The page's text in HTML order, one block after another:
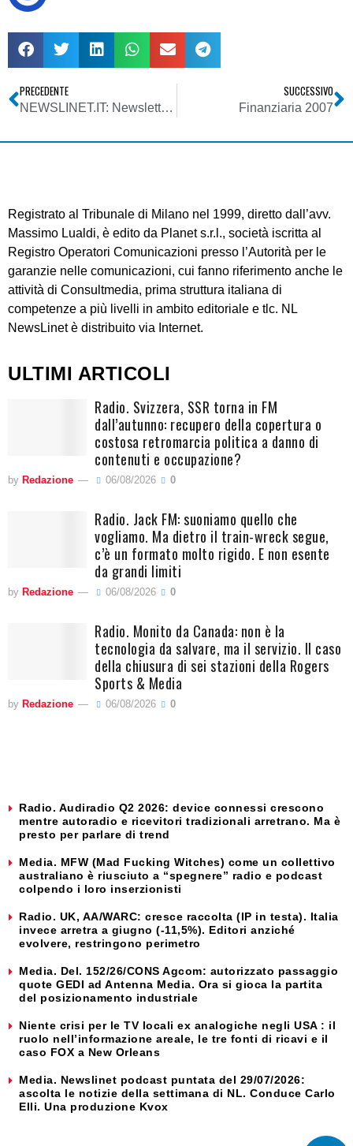
PRECEDENTE
NEWSLINET.IT: Newsletter n. 386 del 03/01/2007
SUCCESSIVO
Finanziaria 2007
Registrato al Tribunale di Milano nel 1999, diretto dall’avv.
Massimo Lualdi, è edito da Planet s.r.l., società iscritta al
Registro Operatori Comunicazioni presso l’Autorità per le
garanzie nelle comunicazioni, cui fanno riferimento anche le
attività di Consultmedia, prima struttura italiana di
competenze a più livelli in ambito editoriale e tlc. NL
NewsLinet è distribuito via Internet.
ULTIMI ARTICOLI
Radio. Svizzera, SSR torna in FM
dall’autunno: recupero della copertura o
costosa retromarcia politica a danno di
contenuti e occupazione?
by Redazione 06/08/2026 0
Radio. Jack FM: suoniamo quello che
vogliamo. Ma dietro il train-wreck segue,
c’è un formato molto rigido. E non esente
da grandi limiti
by Redazione 06/08/2026 0
Radio. Monito da Canada: non è la
tecnologia da salvare, ma il servizio. Il caso
della chiusura di sei stazioni della Rogers
Sports & Media
by Redazione 06/08/2026 0
Radio. Audiradio Q2 2026: device connessi crescono
mentre autoradio e ricevitori tradizionali arretrano. Ma è
presto per parlare di trend
Media. MFW (Mad Fucking Witches) come un collettivo
australiano è riusciuto a “spegnere” radio e podcast
colpendo i loro inserzionisti
Radio. UK, AA/WARC: cresce raccolta (IP in testa). Italia
invece arretra a giugno (-11,5%). Editori anziché
evolvere, restringono perimetro
Media. Del. 152/26/CONS Agcom: autorizzato passaggio
quote GEDI ad Antenna Media. Ora si gioca la partita
del posizionamento industriale
Niente crisi per le TV locali ex analogiche negli USA : il
ruolo nell’informazione areale, le tre fonti di ricavi e il
caso FOX a New Orleans
Media. Newslinet podcast puntata del 29/07/2026:
ascolta le notizie della settimana di NL. Conduce Carlo
Elli. Una produzione Kvox